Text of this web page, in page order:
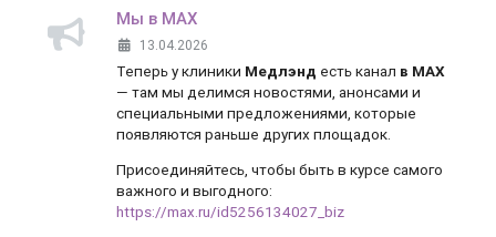
Мы в MAX
13.04.2026
Теперь у клиники Медлэнд есть канал в MAX
— там мы делимся новостями, анонсами и
специальными предложениями, которые
появляются раньше других площадок.
Присоединяйтесь, чтобы быть в курсе самого
важного и выгодного:
https://max.ru/id5256134027_biz